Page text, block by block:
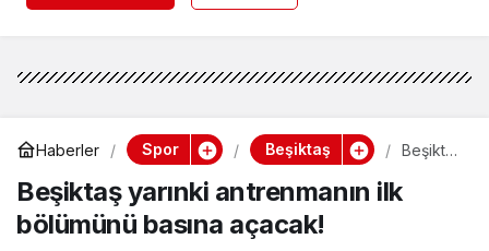
Haberler Spor Beşiktaş
Beşiktaş
antrenm
anın ilk
Beşiktaş yarınki antrenmanın ilk
bölümünü basına açacak!